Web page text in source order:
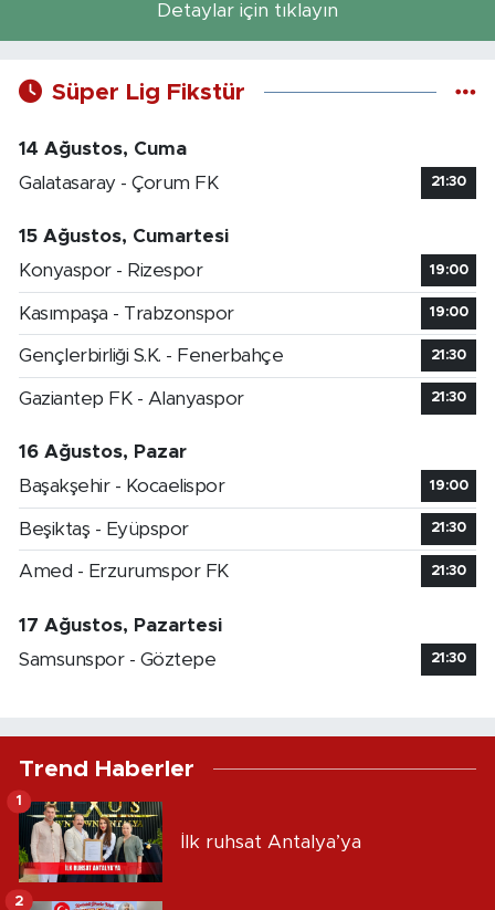
Detaylar için tıklayın
Süper Lig Fikstür
14 Ağustos, Cuma
Galatasaray - Çorum FK
21:30
15 Ağustos, Cumartesi
Konyaspor - Rizespor
19:00
Kasımpaşa - Trabzonspor 19:00
Gençlerbirliği S.K. - Fenerbahçe 21:30
Gaziantep FK - Alanyaspor 21:30
16 Ağustos, Pazar
Başakşehir - Kocaelispor
19:00
Beşiktaş - Eyüpspor 21:30
Amed - Erzurumspor FK 21:30
17 Ağustos, Pazartesi
Samsunspor - Göztepe
21:30
Trend Haberler
İlk ruhsat Antalya’ya
1
2